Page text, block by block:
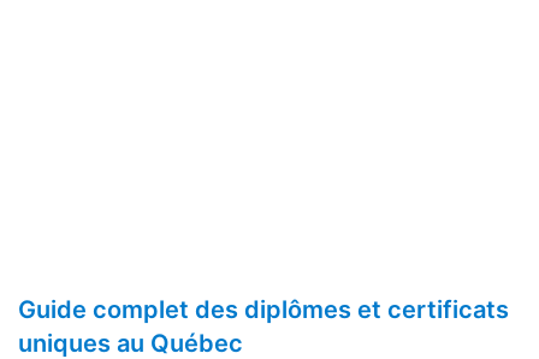
Guide complet des diplômes et certificats
uniques au Québec